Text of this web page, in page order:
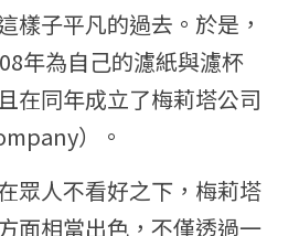
樣子平凡的過去。於是，
年為自己的濾紙與濾杯
在同年成立了梅莉塔公司
）。
眾人不看好之下，梅莉塔
面相當出色，不僅透過一